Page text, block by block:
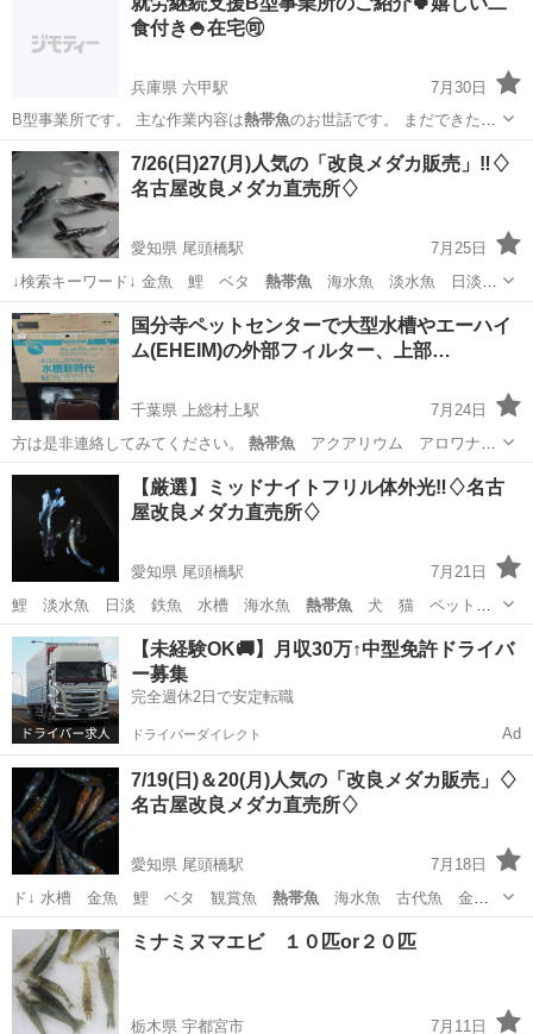
食付き🍚在宅🉑
兵庫県 六甲駅
7月30日
B型事業所です。 主な作業内容は熱帯魚のお世話です。 まだできたて
の事…
兵庫 神戸市 六甲駅 その他 就労継続支援B型事業所
7/26(日)27(⁠月)人気の「改良メダカ販売」‼️♢
名古屋改良メダカ直売所♢
愛知県 尾頭橋駅
7月25日
↓検索キーワード↓ 金魚 鯉 ベタ 熱帯魚海水魚 淡水魚 日淡
鉄魚 水槽 睡…
愛知 名古屋市 尾頭橋駅 ペット メダカ
国分寺ペットセンターで大型水槽やエーハイ
ム(EHEIM)の外部フィルター、上部…
千葉県 上総村上駅
7月24日
方は是非連絡してみてください。 熱帯魚 アクアリウム アロワナ
アジアアロワ…
千葉 市原市 上総村上駅 ペット用品 アクアリウム
【厳選】ミッドナイトフリル体外光‼️♢名古
屋改良メダカ直売所♢
愛知県 尾頭橋駅
7月21日
鯉 淡水魚 日淡 鉄魚 水槽 海水魚 熱帯魚 犬 猫 ペット
水草 ビオトープ ア…
愛知 名古屋市 尾頭橋駅 その他のペット メダカ
【未経験OK🚚】月収30万↑中型免許ドライバ
ー募集
完全週休2日で安定転職
ドライバーダイレクト Ad
7/19(⁠日)＆20(月)人気の「改良メダカ販売」♢
名古屋改良メダカ直売所♢
愛知県 尾頭橋駅
7月18日
ド↓ 水槽 金魚 鯉 ベタ 観賞魚 熱帯魚 海水魚 古代魚 金
閣 銀閣 和墨白銀…
愛知 名古屋市 ペット メダカ
ミナミヌマエビ １０匹or２０匹
栃木県 宇都宮市 7月11日